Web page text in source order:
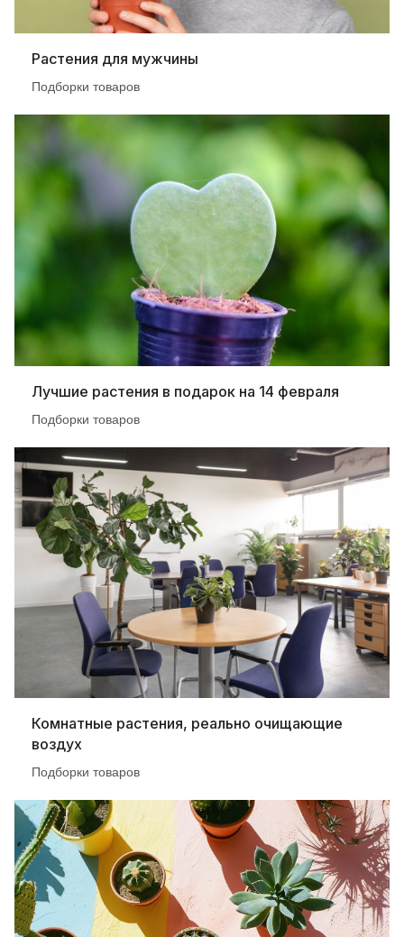
Растения для мужчины
Подборки товаров
Лучшие растения в подарок на 14 февраля
Подборки товаров
Комнатные растения, реально очищающие
воздух
Подборки товаров